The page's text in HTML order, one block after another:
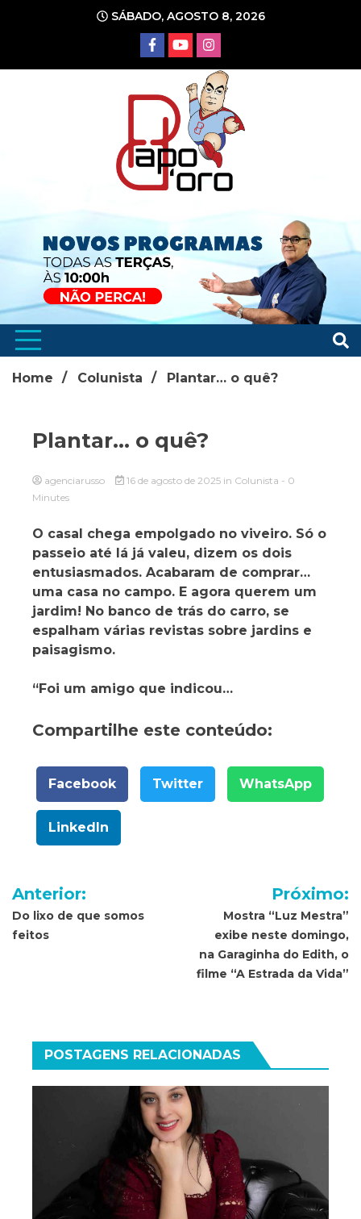
conteúdo
SÁBADO, AGOSTO 8, 2026
Home Colunista Plantar… o quê?
Plantar… o quê?
agenciarusso 16 de agosto de 2025 in Colunista - 0
Minutes
O casal chega empolgado no viveiro. Só o
passeio até lá já valeu, dizem os dois
entusiasmados. Acabaram de comprar…
uma casa no campo. E agora querem um
jardim! No banco de trás do carro, se
espalham várias revistas sobre jardins e
paisagismo.
“Foi um amigo que indicou…
Compartilhe este conteúdo:
Facebook Twitter WhatsApp
LinkedIn
Navegação
de
Anterior:
Do lixo de que somos
feitos
Próximo:
Mostra “Luz Mestra”
exibe neste domingo,
na Garaginha do Edith, o
filme “A Estrada da Vida”
POSTAGENS RELACIONADAS